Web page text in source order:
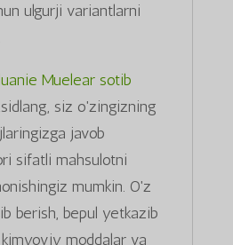
ulgurji variantlarni
Muelear sotib
siz o'zingizning
javob
sifatli mahsulotni
mumkin. O'z
berish, bepul yetkazib
moddalar va